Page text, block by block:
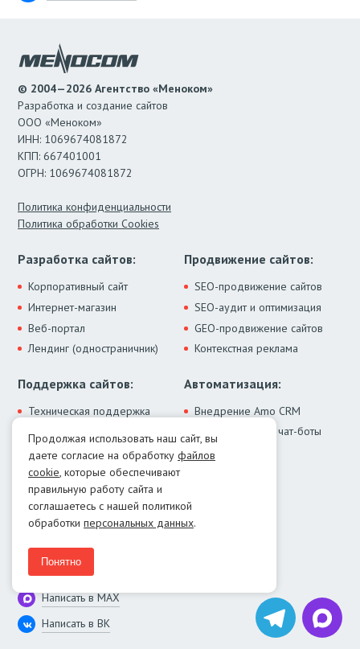
© 2004—2026 Агентство «Меноком»
Разработка и создание сайтов
ООО «Меноком»
ИНН: 1069674081872
КПП: 667401001
ОГРН: 1069674081872
Политика конфиденциальности
Политика обработки Cookies
Разработка сайтов:
Корпоративный сайт
Интернет-магазин
Веб-портал
Лендинг (одностраничник)
Продвижение сайтов:
SEO-продвижение сайтов
SEO-аудит и оптимизация
GEO-продвижение сайтов
Контекстная реклама
Поддержка сайтов:
Техническая поддержка
Модернизация сайта
Лечение от вирусов
Автоматизация:
Внедрение Amo CRM
ИИ-ассистенты и чат-боты
Интеграции
Контакты:
Москва:+7 (499) 322-77-02
Екатеринбург:+7 (343) 351-74-32
E-mail:info@menocom.ru
Время работы:
Написать в Telegram
Написать в MAX
Написать в ВК
Продолжая использовать наш сайт, вы
даете согласие на обработку файлов
cookie, которые обеспечивают
правильную работу сайта и
соглашаетесь с нашей политикой
обработки персональных данных.
Понятно